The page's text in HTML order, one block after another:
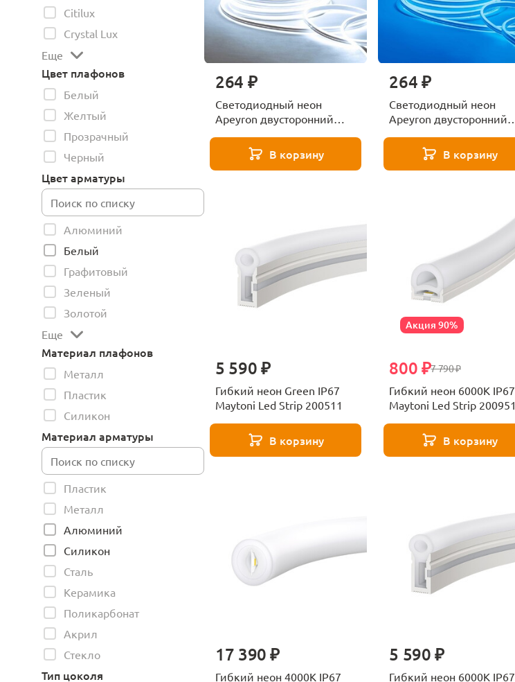
Citilux
Crystal Lux
Еще
Цвет плафонов
Белый
Желтый
Прозрачный
Черный
Цвет арматуры
Алюминий
Белый
Графитовый
Зеленый
Золотой
Еще
Материал плафонов
Металл
Пластик
Силикон
Материал арматуры
Пластик
Металл
Алюминий
Силикон
Сталь
Керамика
Поликарбонат
Акрил
Стекло
Тип цоколя
264 ₽
Светодиодный неон
Apeyron двусторонний
В корзину
264 ₽
Светодиодный неон
Apeyron двусторонний
В корзину
5 590 ₽
Гибкий неон Green IP67
Maytoni Led Strip 200511
В корзину
Акция 90%
7 790 ₽
800 ₽
Гибкий неон 6000K IP67
Maytoni Led Strip 200951
В корзину
17 390 ₽
Гибкий неон 4000K IP67
5 590 ₽
Гибкий неон 6000K IP67